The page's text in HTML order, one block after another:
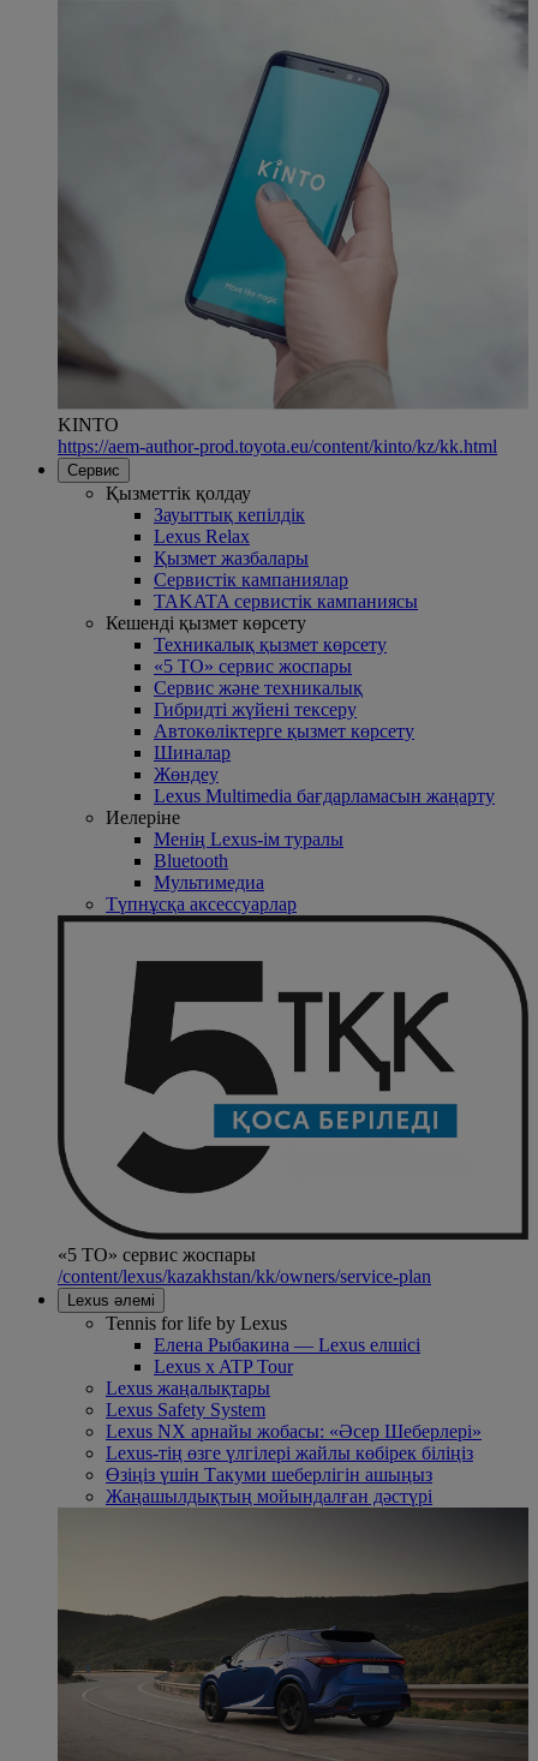
KINTO
https://aem-author-prod.toyota.eu/content/kinto/kz/kk.html
Сервис
Қызметтік қолдау
Зауыттық кепілдік
Lexus Relax
Қызмет жазбалары
Сервистік кампаниялар
TAKATA сервистік кампаниясы
Кешенді қызмет көрсету
Техникалық қызмет көрсету
«5 ТО» сервис жоспары
Сервис және техникалық
Гибридті жүйені тексеру
Автокөліктерге қызмет көрсету
Шиналар
Жөндеу
Lexus Multimedia бағдарламасын жаңарту
Иелеріне
Менің Lexus-ім туралы
Bluetooth
Mультимедиа
Түпнұсқа аксессуарлар
«5 ТО» сервис жоспары
/content/lexus/kazakhstan/kk/owners/service-plan
Lexus әлемі
Tennis for life by Lexus
Елена Рыбакина — Lexus елшісі
Lexus x ATP Tour
Lexus жаңалықтары
Lexus Safety System
Lexus NX арнайы жобасы: «Әсер Шеберлері»
Lexus-тің өзге үлгілері жайлы көбірек біліңіз
Өзіңіз үшін Такуми шеберлігін ашыңыз
Жаңашылдықтың мойындалған дәстүрі